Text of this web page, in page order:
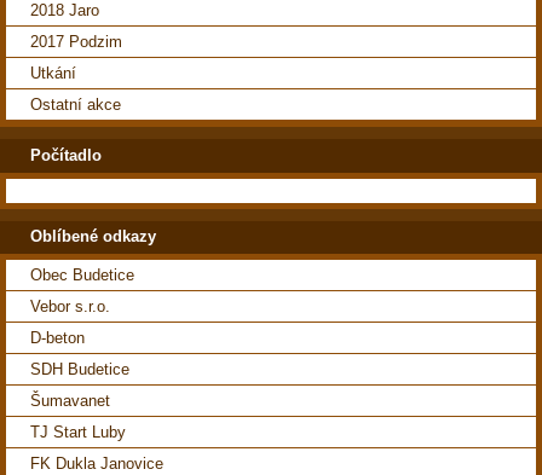
2018 Jaro
2017 Podzim
Utkání
Ostatní akce
Počítadlo
Oblíbené odkazy
Obec Budetice
Vebor s.r.o.
D-beton
SDH Budetice
Šumavanet
TJ Start Luby
FK Dukla Janovice